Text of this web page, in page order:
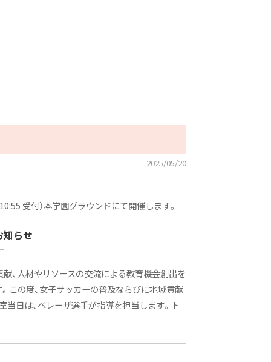
2025/05/20
受付）本学園グラウンドにて開催します。
知らせ
、人材やリソースの交流による教育機会創出を
この度、女子サッカーの普及ならびに地域貢献
日は、ベレーザ選手が指導を担当します。ト